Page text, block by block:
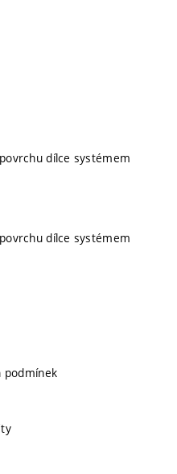
dílce systémem
dílce systémem
podmínek